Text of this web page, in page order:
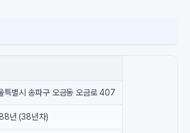
특별시 송파구 오금동 오금로 407
년 (38년차)